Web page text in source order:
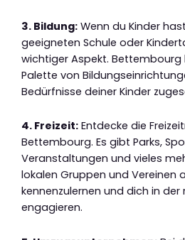
3. Bildung: Wenn du Kinder
geeigneten Schule oder
wichtiger Aspekt.
Palette von
Bedürfnisse deiner Kinder
4. Freizeit: Entdecke die
Bettembourg. Es gibt Parks,
Veranstaltungen und vieles
lokalen Gruppen und Vereinen
kennenzulernen und dich in der
engagieren.